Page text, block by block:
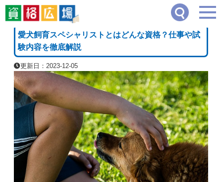
資格広場≫ ペット・動物系 愛犬飼育スペシャリストとはどんな資格？仕事や試験
[PR]
愛犬飼育スペシャリストとはどんな資格？仕事や試
験内容を徹底解説
更新日：2023-12-05